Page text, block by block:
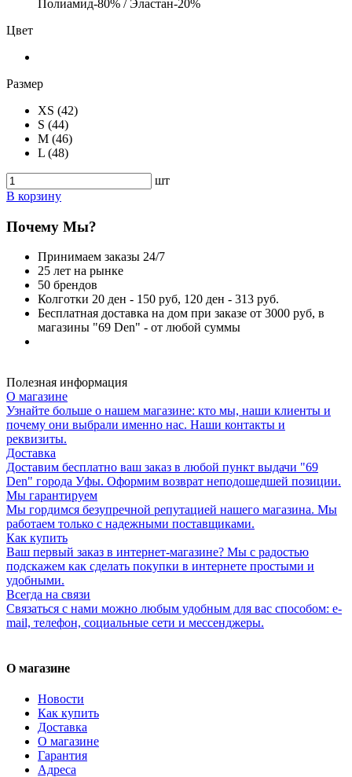
Полиамид-80% / Эластан-20%
Цвет
Размер
XS (42)
S (44)
M (46)
L (48)
шт
В корзину
Почему Мы?
Принимаем заказы 24/7
25 лет на рынке
50 брендов
Колготки 20 ден - 150 руб, 120 ден - 313 руб.
Бесплатная доставка на дом при заказе от 3000 руб, в
магазины "69 Den" - от любой суммы
Полезная информация
О магазине
Узнайте больше о нашем магазине: кто мы, наши клиенты и
почему они выбрали именно нас. Наши контакты и
реквизиты.
Доставка
Доставим бесплатно ваш заказ в любой пункт выдачи "69
Den" города Уфы. Оформим возврат неподошедшей позиции.
Мы гарантируем
Мы гордимся безупречной репутацией нашего магазина. Мы
работаем только с надежными поставщиками.
Как купить
Ваш первый заказ в интернет-магазине? Мы с радостью
подскажем как сделать покупки в интернете простыми и
удобными.
Всегда на связи
Связаться с нами можно любым удобным для вас способом: e-
mail, телефон, социальные сети и мессенджеры.
О магазине
Новости
Как купить
Доставка
О магазине
Гарантия
Адреса